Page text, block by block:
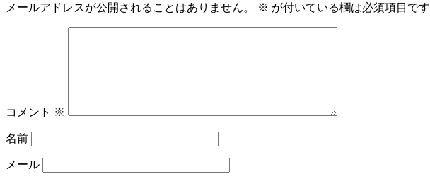
メールアドレスが公開されることはありません。 ※ が付いている欄は必須項目です
コメント ※
名前
メール